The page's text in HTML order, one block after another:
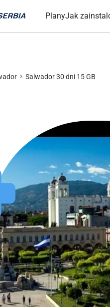
PlanyJak
Salwador 30 dni 15 GB